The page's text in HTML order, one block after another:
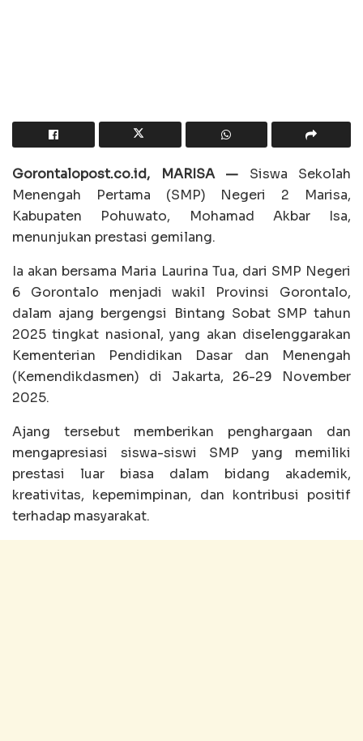
Gorontalopost.co.id, MARISA — Siswa Sekolah
Menengah Pertama (SMP) Negeri 2 Marisa,
Kabupaten Pohuwato, Mohamad Akbar Isa,
menunjukan prestasi gemilang.
Ia akan bersama Maria Laurina Tua, dari SMP Negeri
6 Gorontalo menjadi wakil Provinsi Gorontalo,
dalam ajang bergengsi Bintang Sobat SMP tahun
2025 tingkat nasional, yang akan diselenggarakan
Kementerian Pendidikan Dasar dan Menengah
(Kemendikdasmen) di Jakarta, 26-29 November
2025.
Ajang tersebut memberikan penghargaan dan
mengapresiasi siswa-siswi SMP yang memiliki
prestasi luar biasa dalam bidang akademik,
kreativitas, kepemimpinan, dan kontribusi positif
terhadap masyarakat.